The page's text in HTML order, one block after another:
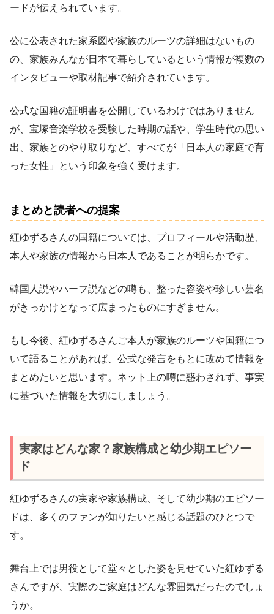
ードが伝えられています。
公に公表された家系図や家族のルーツの詳細はないもの
の、家族みんなが日本で暮らしているという情報が複数の
インタビューや取材記事で紹介されています。
公式な国籍の証明書を公開しているわけではありません
が、宝塚音楽学校を受験した時期の話や、学生時代の思い
出、家族とのやり取りなど、すべてが「日本人の家庭で育
った女性」という印象を強く受けます。
まとめと読者への提案
紅ゆずるさんの国籍については、プロフィールや活動歴、
本人や家族の情報から日本人であることが明らかです。
韓国人説やハーフ説などの噂も、整った容姿や珍しい芸名
がきっかけとなって広まったものにすぎません。
もし今後、紅ゆずるさんご本人が家族のルーツや国籍につ
いて語ることがあれば、公式な発言をもとに改めて情報を
まとめたいと思います。ネット上の噂に惑わされず、事実
に基づいた情報を大切にしましょう。
実家はどんな家？家族構成と幼少期エピソー
ド
紅ゆずるさんの実家や家族構成、そして幼少期のエピソー
ドは、多くのファンが知りたいと感じる話題のひとつで
す。
舞台上では男役として堂々とした姿を見せていた紅ゆずる
さんですが、実際のご家庭はどんな雰囲気だったのでしょ
うか。